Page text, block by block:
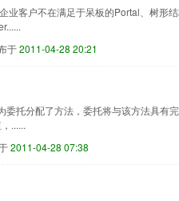
业客户不在满足于呆板的Portal、树形
于2011-04-28 20:21
托分配了方法，委托将与该方法具有
......
2011-04-28 07:38